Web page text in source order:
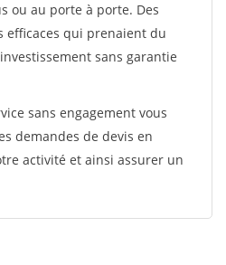
ou au porte à porte. Des
efficaces qui prenaient du
sans garantie
sans engagement vous
demandes de devis en
activité et ainsi assurer un